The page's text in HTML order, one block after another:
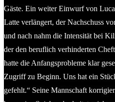
Gäste. Ein weiter Einwurf von
Latte verlängert, der Nachschuss
und nach nahm die Intensität bei
der den beruflich verhinderten
hatte die Anfangsprobleme klar
Zugriff zu Beginn. Uns hat ein
gefehlt.“ Seine Mannschaft